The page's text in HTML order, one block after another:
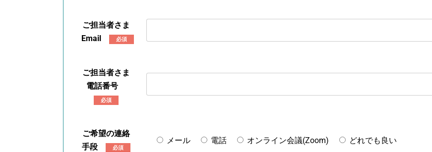
ご担当者さま
Email
必須
ご担当者さま
電話番号
必須
ご希望の連絡
手段
必須
メール 電話 オンライン会議(Zoom) どれでも良い